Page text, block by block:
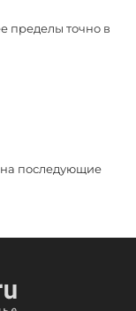
пределы точно в
последующие